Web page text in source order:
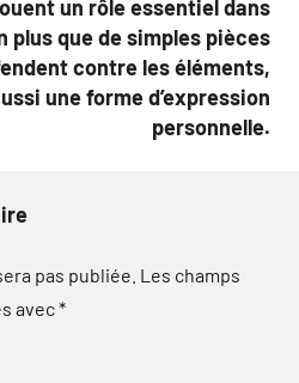
un rôle essentiel dans
plus que de simples pièces
contre les éléments,
une forme d’expression
personnelle.
pas publiée. Les champs
avec*